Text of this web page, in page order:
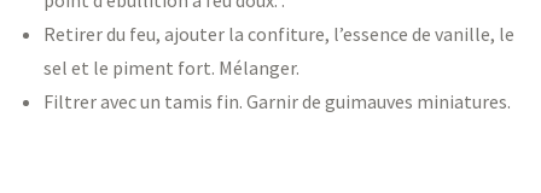
Retirer du feu, ajouter la confiture, l’essence de vanille, le
sel et le piment fort. Mélanger.
Filtrer avec un tamis fin. Garnir de guimauves miniatures.